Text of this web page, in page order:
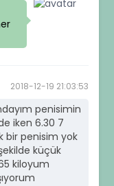
2018-12-19 21:03:53
penisimin
iken 6.30 7
bir penisim yok
küçük
kiloyum